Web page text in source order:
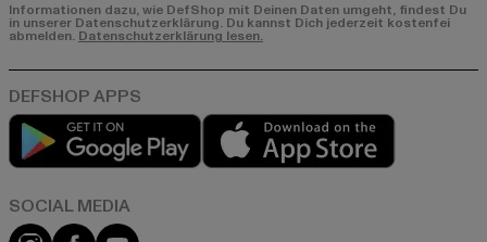
Informationen dazu, wie DefShop mit Deinen Daten umgeht, findest Du
in unserer Datenschutzerklärung. Du kannst Dich jederzeit kostenfei
abmelden. Datenschutzerklärung lesen.
Play market
Instagram
FacebookYouTube